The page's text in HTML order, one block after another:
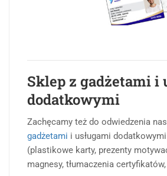
Sklep z gadżetami i
dodatkowymi
Zachęcamy też do odwiedzenia
gadżetami i usługami
(plastikowe karty, prezenty
magnesy, tłumaczenia